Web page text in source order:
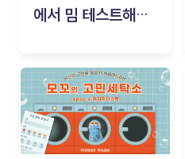
에서 밈 테스트해보